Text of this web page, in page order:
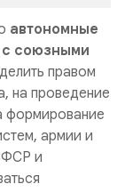
автономные
с союзными
правом
на проведение
формирование
армии и
и